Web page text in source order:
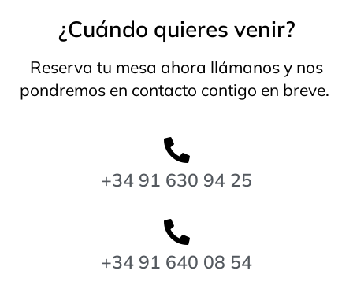
¿Cuándo quieres venir?
Reserva tu mesa ahora llámanos y nos
pondremos en contacto contigo en breve.
+34 91 630 94 25
+34 91 640 08 54